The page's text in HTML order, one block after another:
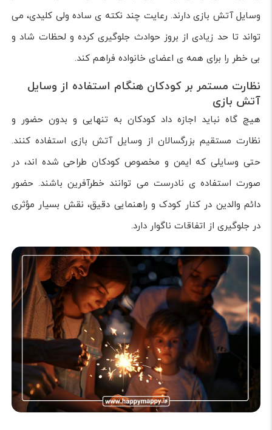
وسایل آتش بازی دارند. رعایت چند نکته ی ساده ولی کلیدی، می
تواند تا حد زیادی از بروز حوادث جلوگیری کرده و لحظات شاد و
بی خطر را برای همه ی اعضای خانواده فراهم کند.
نظارت مستمر بر کودکان هنگام استفاده از وسایل
آتش بازی
هیچ گاه نباید اجازه داد کودکان به تنهایی و بدون حضور و
نظارت مستقیم بزرگسالان از وسایل آتش بازی استفاده کنند.
حتی وسایلی که ایمن و مخصوص کودکان طراحی شده اند، در
صورت استفاده ی نادرست می توانند خطرآفرین باشند. حضور
دائم والدین در کنار کودک و راهنمایی دقیق، نقش بسیار مؤثری
در جلوگیری از اتفاقات ناگوار دارد.